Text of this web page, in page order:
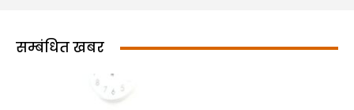
सम्बंधित खबर